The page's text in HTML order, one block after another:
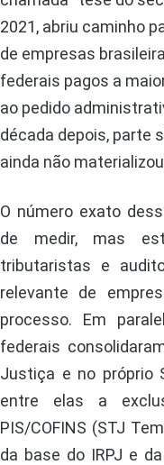
2021, abriu caminho
de empresas
federais pagos a
ao pedido
década depois, parte
ainda não
O número exato
de medir, mas
tributaristas e
relevante de
processo. Em
federais
Justiça e no próprio
entre elas a
PIS/COFINS (STJ
da base do IRPJ e